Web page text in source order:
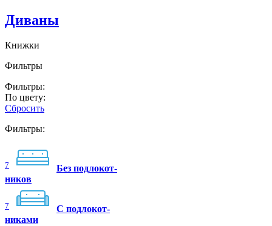
Диваны
Книжки
Фильтры
Фильтры:
По цвету:
Сбросить
Фильтры:
7
Без подлокот-
ников
7
C подлокот-
никами